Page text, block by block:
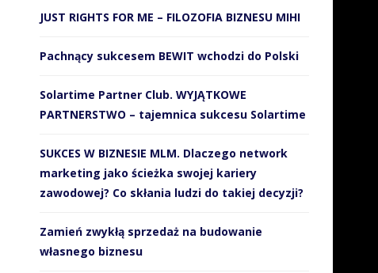
JUST RIGHTS FOR ME – FILOZOFIA BIZNESU MIHI
Pachnący sukcesem BEWIT wchodzi do Polski
Solartime Partner Club. WYJĄTKOWE
PARTNERSTWO – tajemnica sukcesu Solartime
SUKCES W BIZNESIE MLM. Dlaczego network
marketing jako ścieżka swojej kariery
zawodowej? Co skłania ludzi do takiej decyzji?
Zamień zwykłą sprzedaż na budowanie
własnego biznesu